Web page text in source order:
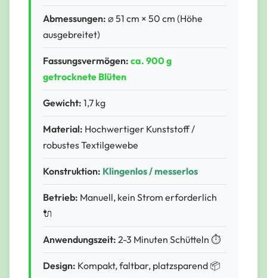
Abmessungen: ⌀ 51 cm × 50 cm (Höhe
ausgebreitet)
Fassungsvermögen: ca. 900 g
getrocknete Blüten
Gewicht: 1,7 kg
Material: Hochwertiger Kunststoff /
robustes Textilgewebe
Konstruktion: Klingenlos / messerlos
Betrieb: Manuell, kein Strom erforderlich
🔌
Anwendungszeit: 2-3 Minuten Schütteln ⏱️
Design: Kompakt, faltbar, platzsparend 📦